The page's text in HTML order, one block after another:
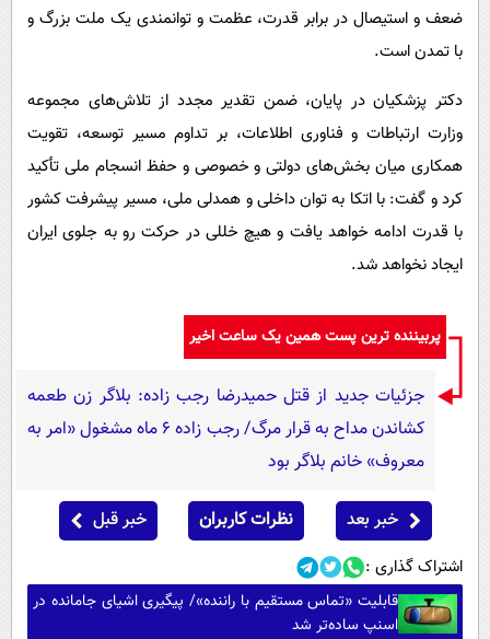
ضعف و استیصال در برابر قدرت، عظمت و توانمندی یک ملت بزرگ و
با تمدن است.
دکتر پزشکیان در پایان، ضمن تقدیر مجدد از تلاش‌های مجموعه
وزارت ارتباطات و فناوری اطلاعات، بر تداوم مسیر توسعه، تقویت
همکاری میان بخش‌های دولتی و خصوصی و حفظ انسجام ملی تأکید
کرد و گفت: با اتکا به توان داخلی و همدلی ملی، مسیر پیشرفت کشور
با قدرت ادامه خواهد یافت و هیچ خللی در حرکت رو به جلوی ایران
ایجاد نخواهد شد.
پربیننده ترین پست همین یک ساعت اخیر
جزئیات جدید از قتل حمیدرضا رجب زاده: بلاگر زن طعمه
کشاندن مداح به قرار مرگ/ رجب زاده 6 ماه مشغول «امر به
معروف» خانم بلاگر بود
خبر بعد نظرات کاربران خبر قبل
اشتراک گذاری :
قابلیت «تماس مستقیم با راننده»/ پیگیری اشیای جامانده در
اسنپ ساده‌تر شد